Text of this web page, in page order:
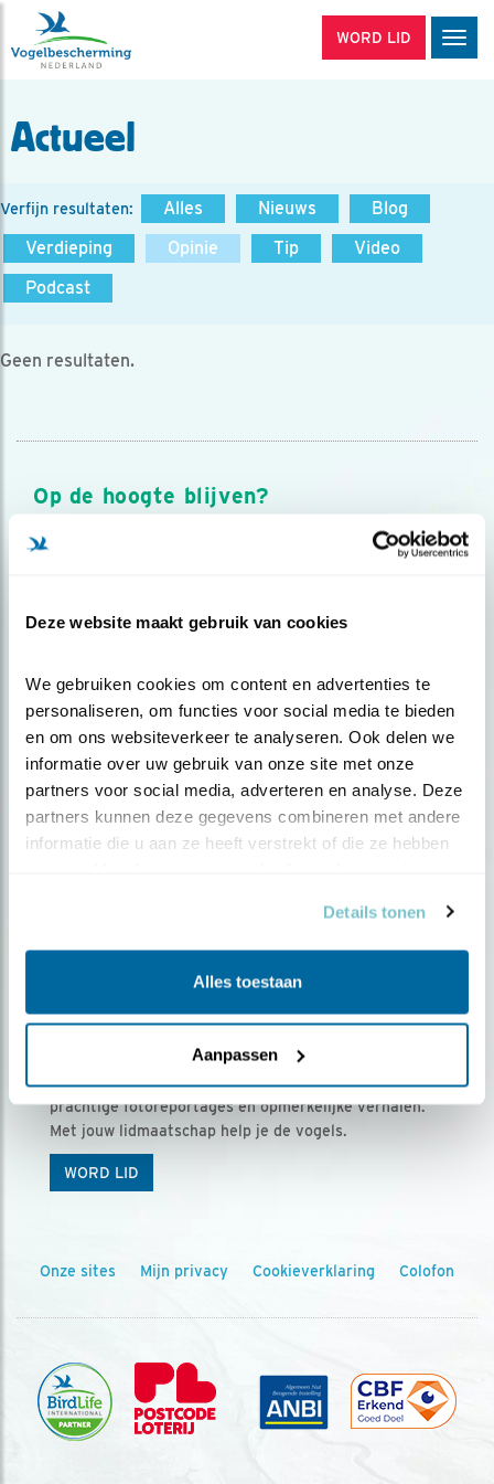
Deze website maakt gebruik van cookies
We gebruiken cookies om content en advertenties te
personaliseren, om functies voor social media te bieden
en om ons websiteverkeer te analyseren. Ook delen we
informatie over uw gebruik van onze site met onze
partners voor social media, adverteren en analyse. Deze
partners kunnen deze gegevens combineren met andere
informatie die u aan ze heeft verstrekt of die ze hebben
Details tonen
Alles toestaan
Aanpassen
WORD LID
Actueel
Verfijn resultaten: Alles Nieuws
Blog
Verdieping
Opinie Tip
Video
Podcast
Geen resultaten.
Op de hoogte blijven?
Meld je aan en ontvang nieuws, inspiratie, acties en tips
over vogels en activiteiten van Vogelbescherming.
Ontvang 5 x Vogels voor € 36,00 per jaar
Vogels is het tijdschrift voor onze leden, met
prachtige fotoreportages en opmerkelijke verhalen.
Met jouw lidmaatschap help je de vogels.
WORD LID
Onze sites Mijn privacy Cookieverklaring Colofon